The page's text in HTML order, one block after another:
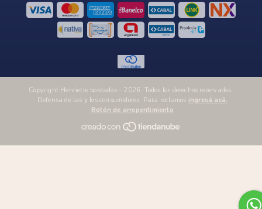
Copyright Henriette bordados - 2026. Todos los derechos reservados.
Defensa de las y los consumidores. Para reclamos ingresá acá.
Botón de arrepentimiento